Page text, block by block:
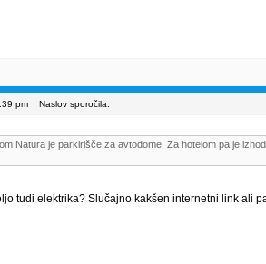
pm Naslov sporočila:
Natura je parkirišče za avtodome. Za hotelom pa je
tudi elektrika? Slučajno kakšen internetni link ali